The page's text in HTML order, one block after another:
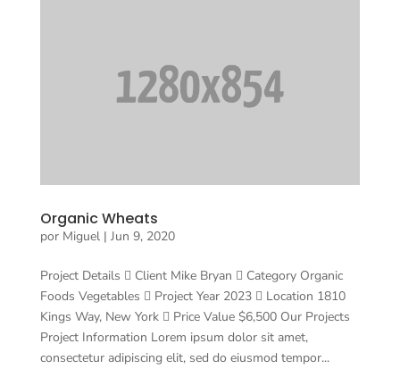
Organic Wheats
por Miguel| Jun 9, 2020
Project Details  Client Mike Bryan  Category Organic
Foods Vegetables  Project Year 2023  Location 1810
Kings Way, New York  Price Value $6,500 Our Projects
Project Information Lorem ipsum dolor sit amet,
consectetur adipiscing elit, sed do eiusmod tempor...